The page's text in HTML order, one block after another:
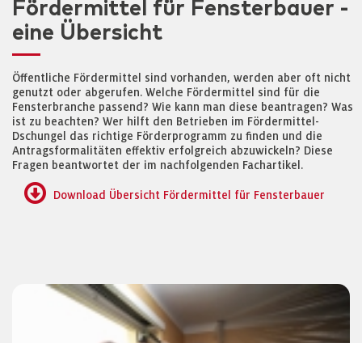
Fördermittel für Fensterbauer -
eine Übersicht
Öffentliche Fördermittel sind vorhanden, werden aber oft nicht
genutzt oder abgerufen. Welche Fördermittel sind für die
Fensterbranche passend? Wie kann man diese beantragen? Was
ist zu beachten? Wer hilft den Betrieben im Fördermittel-
Dschungel das richtige Förderprogramm zu finden und die
Antragsformalitäten effektiv erfolgreich abzuwickeln? Diese
Fragen beantwortet der im nachfolgenden Fachartikel.
Download Übersicht Fördermittel für Fensterbauer